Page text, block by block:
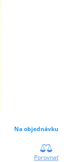
Na objednávku
Porovnať